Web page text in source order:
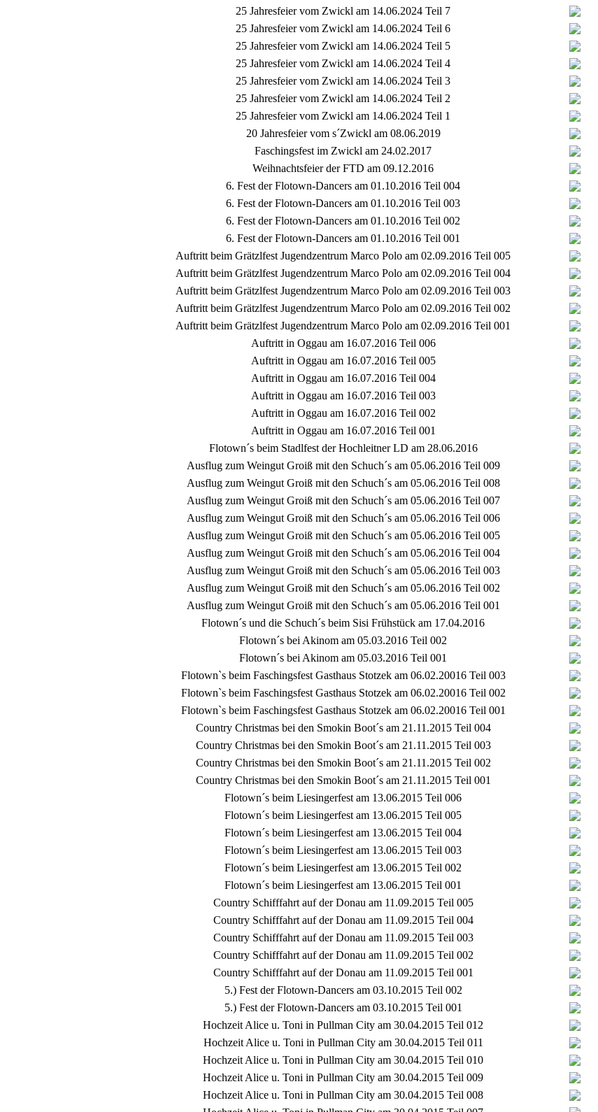
25 Jahresfeier vom Zwickl am 14.06.2024 Teil 7
25 Jahresfeier vom Zwickl am 14.06.2024 Teil 6
25 Jahresfeier vom Zwickl am 14.06.2024 Teil 5
25 Jahresfeier vom Zwickl am 14.06.2024 Teil 4
25 Jahresfeier vom Zwickl am 14.06.2024 Teil 3
25 Jahresfeier vom Zwickl am 14.06.2024 Teil 2
25 Jahresfeier vom Zwickl am 14.06.2024 Teil 1
20 Jahresfeier vom s´Zwickl am 08.06.2019
Faschingsfest im Zwickl am 24.02.2017
Weihnachtsfeier der FTD am 09.12.2016
6. Fest der Flotown-Dancers am 01.10.2016 Teil 004
6. Fest der Flotown-Dancers am 01.10.2016 Teil 003
6. Fest der Flotown-Dancers am 01.10.2016 Teil 002
6. Fest der Flotown-Dancers am 01.10.2016 Teil 001
Auftritt beim Grätzlfest Jugendzentrum Marco Polo am 02.09.2016 Teil 005
Auftritt beim Grätzlfest Jugendzentrum Marco Polo am 02.09.2016 Teil 004
Auftritt beim Grätzlfest Jugendzentrum Marco Polo am 02.09.2016 Teil 003
Auftritt beim Grätzlfest Jugendzentrum Marco Polo am 02.09.2016 Teil 002
Auftritt beim Grätzlfest Jugendzentrum Marco Polo am 02.09.2016 Teil 001
Auftritt in Oggau am 16.07.2016 Teil 006
Auftritt in Oggau am 16.07.2016 Teil 005
Auftritt in Oggau am 16.07.2016 Teil 004
Auftritt in Oggau am 16.07.2016 Teil 003
Auftritt in Oggau am 16.07.2016 Teil 002
Auftritt in Oggau am 16.07.2016 Teil 001
Flotown´s beim Stadlfest der Hochleitner LD am 28.06.2016
Ausflug zum Weingut Groiß mit den Schuch´s am 05.06.2016 Teil 009
Ausflug zum Weingut Groiß mit den Schuch´s am 05.06.2016 Teil 008
Ausflug zum Weingut Groiß mit den Schuch´s am 05.06.2016 Teil 007
Ausflug zum Weingut Groiß mit den Schuch´s am 05.06.2016 Teil 006
Ausflug zum Weingut Groiß mit den Schuch´s am 05.06.2016 Teil 005
Ausflug zum Weingut Groiß mit den Schuch´s am 05.06.2016 Teil 004
Ausflug zum Weingut Groiß mit den Schuch´s am 05.06.2016 Teil 003
Ausflug zum Weingut Groiß mit den Schuch´s am 05.06.2016 Teil 002
Ausflug zum Weingut Groiß mit den Schuch´s am 05.06.2016 Teil 001
Flotown´s und die Schuch´s beim Sisi Frühstück am 17.04.2016
Flotown´s bei Akinom am 05.03.2016 Teil 002
Flotown´s bei Akinom am 05.03.2016 Teil 001
Flotown`s beim Faschingsfest Gasthaus Stotzek am 06.02.20016 Teil 003
Flotown`s beim Faschingsfest Gasthaus Stotzek am 06.02.20016 Teil 002
Flotown`s beim Faschingsfest Gasthaus Stotzek am 06.02.20016 Teil 001
Country Christmas bei den Smokin Boot´s am 21.11.2015 Teil 004
Country Christmas bei den Smokin Boot´s am 21.11.2015 Teil 003
Country Christmas bei den Smokin Boot´s am 21.11.2015 Teil 002
Country Christmas bei den Smokin Boot´s am 21.11.2015 Teil 001
Flotown´s beim Liesingerfest am 13.06.2015 Teil 006
Flotown´s beim Liesingerfest am 13.06.2015 Teil 005
Flotown´s beim Liesingerfest am 13.06.2015 Teil 004
Flotown´s beim Liesingerfest am 13.06.2015 Teil 003
Flotown´s beim Liesingerfest am 13.06.2015 Teil 002
Flotown´s beim Liesingerfest am 13.06.2015 Teil 001
Country Schifffahrt auf der Donau am 11.09.2015 Teil 005
Country Schifffahrt auf der Donau am 11.09.2015 Teil 004
Country Schifffahrt auf der Donau am 11.09.2015 Teil 003
Country Schifffahrt auf der Donau am 11.09.2015 Teil 002
Country Schifffahrt auf der Donau am 11.09.2015 Teil 001
5.) Fest der Flotown-Dancers am 03.10.2015 Teil 002
5.) Fest der Flotown-Dancers am 03.10.2015 Teil 001
Hochzeit Alice u. Toni in Pullman City am 30.04.2015 Teil 012
Hochzeit Alice u. Toni in Pullman City am 30.04.2015 Teil 011
Hochzeit Alice u. Toni in Pullman City am 30.04.2015 Teil 010
Hochzeit Alice u. Toni in Pullman City am 30.04.2015 Teil 009
Hochzeit Alice u. Toni in Pullman City am 30.04.2015 Teil 008